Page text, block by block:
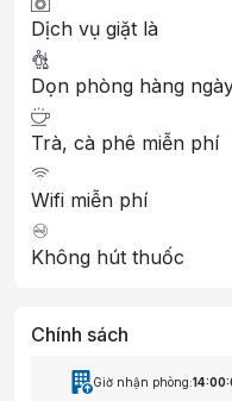
Dịch vụ giặt là
Dọn phòng hàng
Trà, cà phê miễn phí
Wifi miễn phí
Không hút thuốc
Chính sách
Giờ nhận phòng: